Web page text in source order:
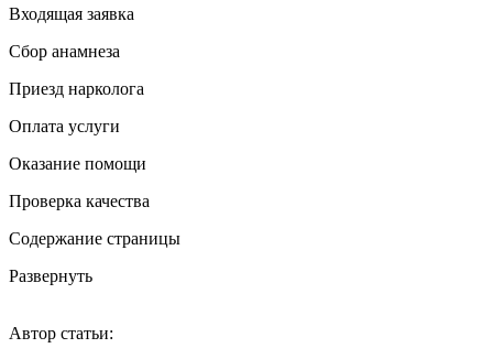
Входящая заявка
Сбор анамнеза
Приезд нарколога
Оплата услуги
Оказание помощи
Проверка качества
Содержание страницы
Развернуть
Автор статьи: